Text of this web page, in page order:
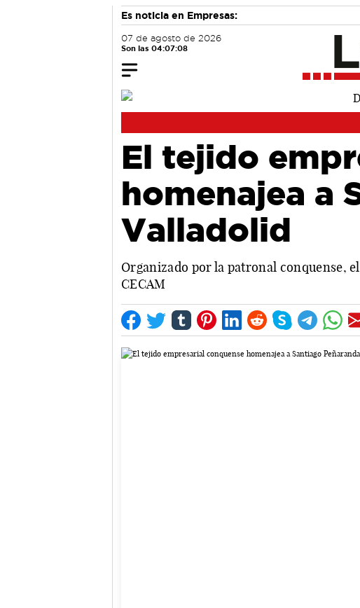
Es noticia en Empresas:
07 de agosto de 2026
Son las 04:07:08
El tejido
homenajea a
Valladolid
Organizado por la patronal conquense,
CECAM